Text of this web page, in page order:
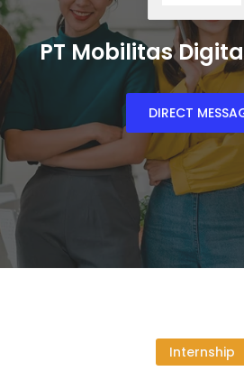
PT Mobilitas
DIRECT
Internship